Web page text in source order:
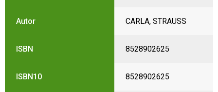
Autor CARLA, STRAUSS
ISBN 8528902625
ISBN10 8528902625